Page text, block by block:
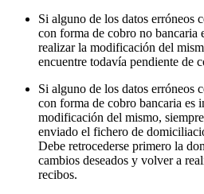
Si alguno de los datos erróneos
con forma de cobro no bancaria
realizar la modificación del
encuentre todavía pendiente de
Si alguno de los datos erróneos
con forma de cobro bancaria es
modificación del mismo,
enviado el fichero de
Debe retrocederse primero la
cambios deseados y volver a
recibos.